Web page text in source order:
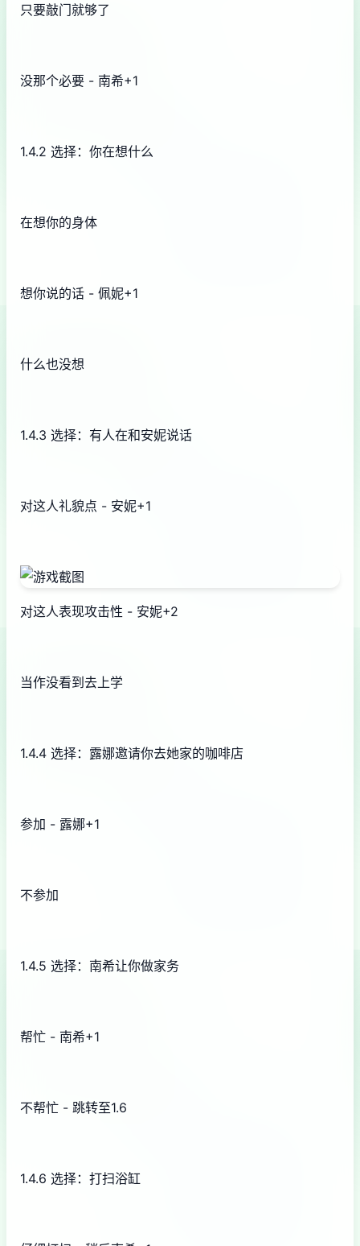
只要敲门就够了
没那个必要 - 南希+1
1.4.2 选择：你在想什么
在想你的身体
想你说的话 - 佩妮+1
什么也没想
1.4.3 选择：有人在和安妮说话
对这人礼貌点 - 安妮+1
对这人表现攻击性 - 安妮+2
当作没看到去上学
1.4.4 选择：露娜邀请你去她家的咖啡店
参加 - 露娜+1
不参加
1.4.5 选择：南希让你做家务
帮忙 - 南希+1
不帮忙 - 跳转至1.6
1.4.6 选择：打扫浴缸